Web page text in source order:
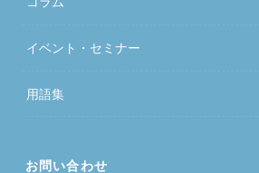
イベント・セミナー
用語集
お問い合わせ